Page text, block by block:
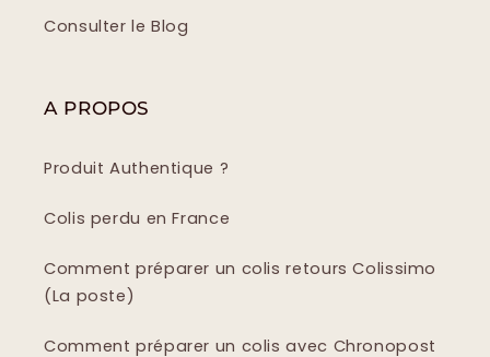
Consulter le Blog
A PROPOS
Produit Authentique ?
Colis perdu en France
Comment préparer un colis retours Colissimo
(La poste)
Comment préparer un colis avec Chronopost